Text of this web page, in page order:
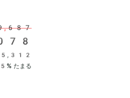
￥5,312
5% たまる